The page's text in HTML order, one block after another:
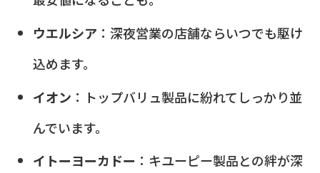
ウエルシア ：深夜営業の店舗ならいつでも駆け
込めます。
イオン ：トップバリュ製品に紛れてしっかり並
んでいます。
イトーヨーカドー ：キユーピー製品との絆が深